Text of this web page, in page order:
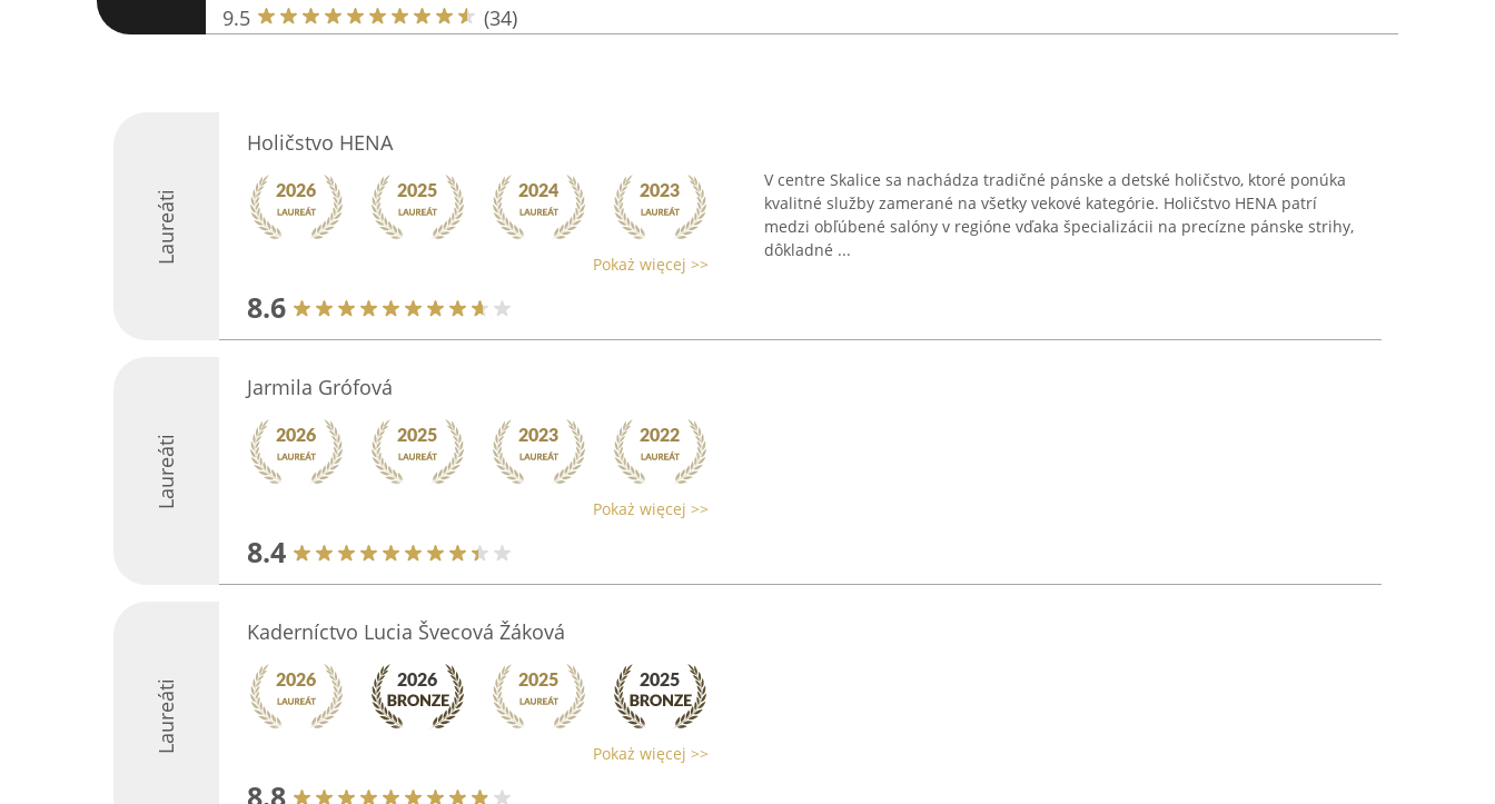
9.5 (34)
Laureáti
Holičstvo HENA
Pokaż więcej >>
8.6
V centre Skalice sa nachádza tradičné pánske a detské holičstvo, ktoré ponúka
kvalitné služby zamerané na všetky vekové kategórie. Holičstvo HENA patrí
medzi obľúbené salóny v regióne vďaka špecializácii na precízne pánske strihy,
dôkladné ...
Laureáti
Jarmila Grófová
Pokaż więcej >>
8.4
Laureáti
Kaderníctvo Lucia Švecová Žáková
Pokaż więcej >>
8.8